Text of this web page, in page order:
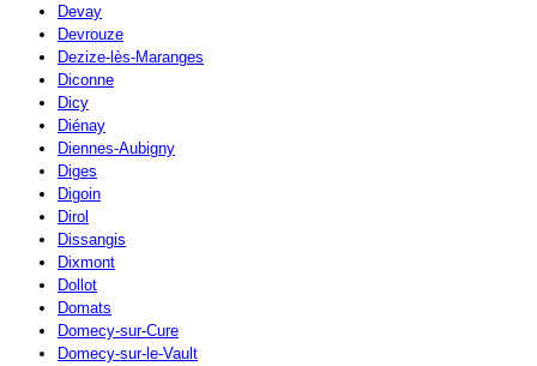
Devay
Devrouze
Dezize-lès-Maranges
Diconne
Dicy
Diénay
Diennes-Aubigny
Diges
Digoin
Dirol
Dissangis
Dixmont
Dollot
Domats
Domecy-sur-Cure
Domecy-sur-le-Vault